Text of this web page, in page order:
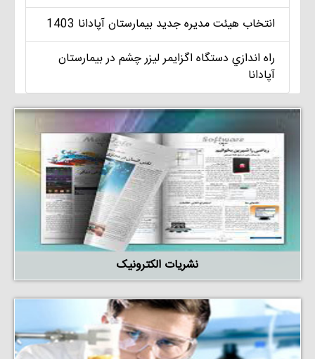
انتخاب هيئت مديره جديد بيمارستان آپادانا 1403
راه اندازي دستگاه اگزايمر ليزر چشم در بيمارستان
آپادانا
نشریات الکترونیک